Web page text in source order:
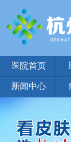
医院首页
新闻中心